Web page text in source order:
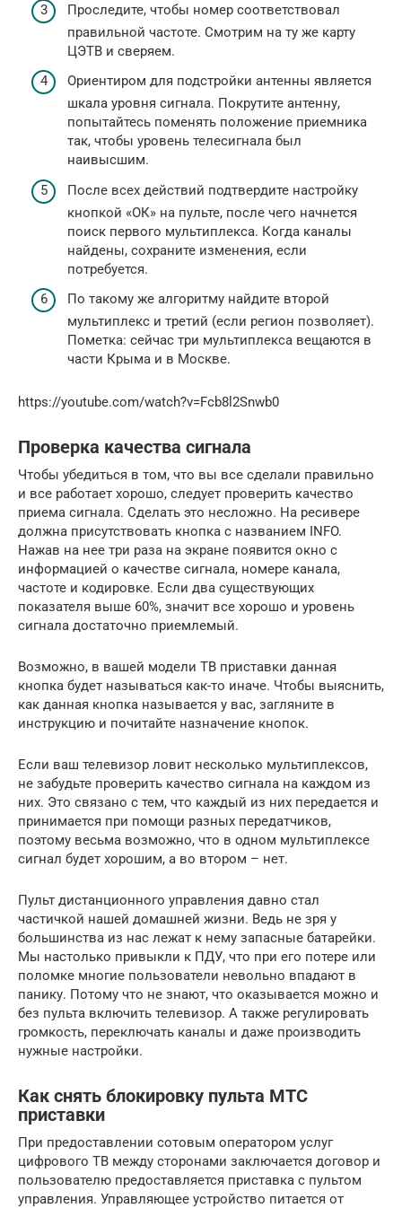
Проследите, чтобы номер соответствовал
правильной частоте. Смотрим на ту же карту
ЦЭТВ и сверяем.
Ориентиром для подстройки антенны является
шкала уровня сигнала. Покрутите антенну,
попытайтесь поменять положение приемника
так, чтобы уровень телесигнала был
наивысшим.
После всех действий подтвердите настройку
кнопкой «ОК» на пульте, после чего начнется
поиск первого мультиплекса. Когда каналы
найдены, сохраните изменения, если
потребуется.
По такому же алгоритму найдите второй
мультиплекс и третий (если регион позволяет).
Пометка: сейчас три мультиплекса вещаются в
части Крыма и в Москве.
https://youtube.com/watch?v=Fcb8l2Snwb0
Проверка качества сигнала
Чтобы убедиться в том, что вы все сделали правильно
и все работает хорошо, следует проверить качество
приема сигнала. Сделать это несложно. На ресивере
должна присутствовать кнопка с названием INFO.
Нажав на нее три раза на экране появится окно с
информацией о качестве сигнала, номере канала,
частоте и кодировке. Если два существующих
показателя выше 60%, значит все хорошо и уровень
сигнала достаточно приемлемый.
Возможно, в вашей модели ТВ приставки данная
кнопка будет называться как-то иначе. Чтобы выяснить,
как данная кнопка называется у вас, загляните в
инструкцию и почитайте назначение кнопок.
Если ваш телевизор ловит несколько мультиплексов,
не забудьте проверить качество сигнала на каждом из
них. Это связано с тем, что каждый из них передается и
принимается при помощи разных передатчиков,
поэтому весьма возможно, что в одном мультиплексе
сигнал будет хорошим, а во втором – нет.
Пульт дистанционного управления давно стал
частичкой нашей домашней жизни. Ведь не зря у
большинства из нас лежат к нему запасные батарейки.
Мы настолько привыкли к ПДУ, что при его потере или
поломке многие пользователи невольно впадают в
панику. Потому что не знают, что оказывается можно и
без пульта включить телевизор. А также регулировать
громкость, переключать каналы и даже производить
нужные настройки.
Как снять блокировку пульта МТС
приставки
При предоставлении сотовым оператором услуг
цифрового ТВ между сторонами заключается договор и
пользователю предоставляется приставка с пультом
управления. Управляющее устройство питается от